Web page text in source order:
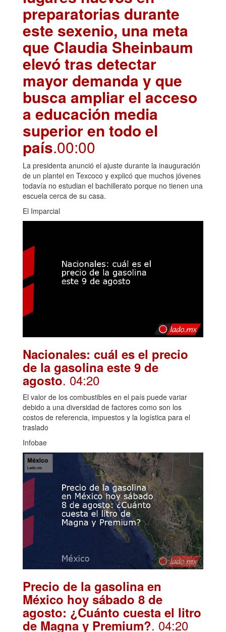
preparatorias durante
este sexenio, una meta
que Claudia Sheinbaum
elevó tras detectar
mayor demanda y que
busca ampliar el acceso
a educación media
superior en todo el
país.00:00
La presidenta anunció el ajuste durante la inauguración
de un plantel en Texcoco y explicó que muchos jóvenes
todavía no estudian el bachillerato porque no tienen una
escuela cerca de su casa.
El Imparcial
Nacionales: cuál es el precio
de la gasolina este 9 de
agosto. 04:20
El valor de los combustibles en el país puede variar
debido a una diversidad de factores como son los
costos de referencia, impuestos y la logística para el
traslado
Infobae
Precio de la gasolina en
México hoy sábado 8 de
agosto: ¿Cuánto cuesta el litro
de Magna y Premium?. 04:20